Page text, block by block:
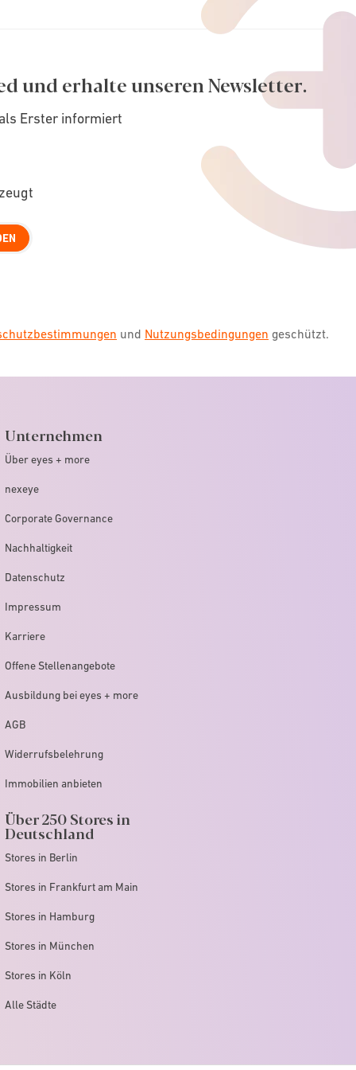
und erhalte unseren Newsletter.
Erster informiert
und Nutzungsbedingungen geschützt.
Unternehmen
Über eyes + more
nexeye
Corporate Governance
Nachhaltigkeit
Datenschutz
Impressum
Karriere
Offene Stellenangebote
Ausbildung bei eyes + more
AGB
Widerrufsbelehrung
Immobilien anbieten
Über 250 Stores in
Deutschland
Stores in Berlin
Stores in Frankfurt am Main
Stores in Hamburg
Stores in München
Stores in Köln
Alle Städte